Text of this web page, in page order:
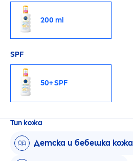
200 ml
SPF
50+ SPF
Тип кожа
Детска и бебешка кожа